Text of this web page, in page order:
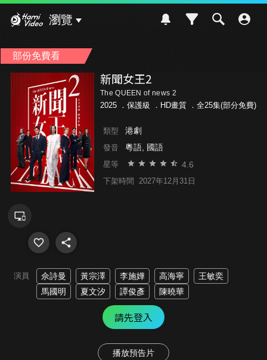
瀏覽
部份免費看
新聞女王2
The QUEEN of news 2
2025 ． 保護級 ．HD畫質 ．全25集(部分免費)
類型 港劇
發音 粵語, 國語
星等 4.6
下架時間 2027年12月31日
演員 佘詩曼 黃宗澤 李施嬅 高海寧
王敏奕
馬國明
夏文汐 譚俊彥 陳曉華
請先登入
播放預告片